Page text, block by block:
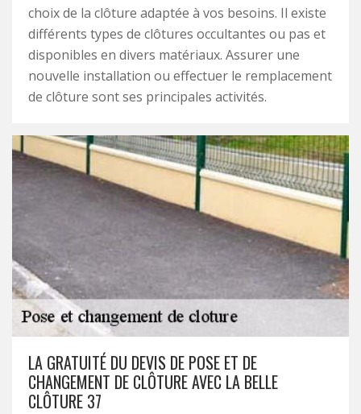
choix de la clôture adaptée à vos besoins. Il existe
différents types de clôtures occultantes ou pas et
disponibles en divers matériaux. Assurer une
nouvelle installation ou effectuer le remplacement
de clôture sont ses principales activités.
LA GRATUITÉ DU DEVIS DE POSE ET DE
CHANGEMENT DE CLÔTURE AVEC LA BELLE
CLÔTURE 37